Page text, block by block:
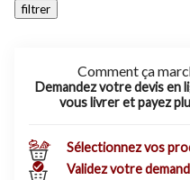
filtrer
Comment ça
Demandez votre devis en
vous livrer et payez
Sélectionnez vos
Validez votre